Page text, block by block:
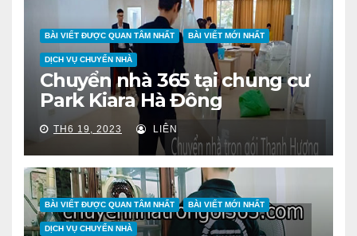
BÀI VIẾT ĐƯỢC QUAN TÂM NHẤT BÀI VIẾT MỚI NHẤT
DỊCH VỤ CHUYỂN NHÀ
Chuyển nhà 365 tại chung cư
Park Kiara Hà Đông
TH6 19, 2023 LIÊN
BÀI VIẾT ĐƯỢC QUAN TÂM NHẤT BÀI VIẾT MỚI NHẤT
DỊCH VỤ CHUYỂN NHÀ